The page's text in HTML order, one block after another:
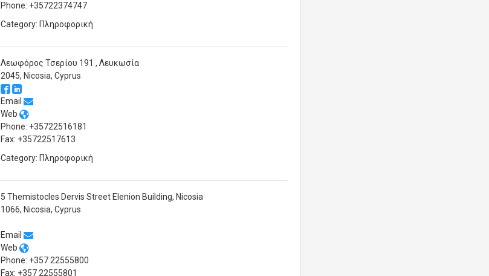
Phone: +35722374747
Category: Πληροφορική
Λεωφόρος Τσερίου 191 , Λευκωσία
2045, Nicosia, Cyprus
Email
Web
Phone: +35722516181
Fax: +35722517613
Category: Πληροφορική
5 Themistocles Dervis Street Elenion Building, Nicosia
1066, Nicosia, Cyprus
Email
Web
Phone: +357 22555800
Fax: +357 22555801